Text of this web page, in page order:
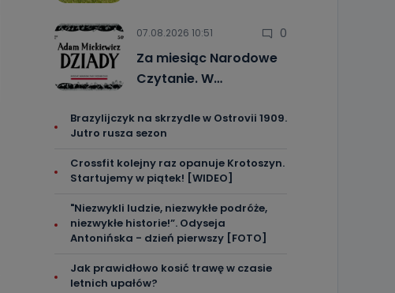
07.08.2026 10:51 0
Za miesiąc Narodowe
Czytanie. W…
Brazylijczyk na skrzydle w Ostrovii 1909.
Jutro rusza sezon
Crossfit kolejny raz opanuje Krotoszyn.
Startujemy w piątek! [WIDEO]
"Niezwykli ludzie, niezwykłe podróże,
niezwykłe historie!”. Odyseja
Antonińska - dzień pierwszy [FOTO]
Jak prawidłowo kosić trawę w czasie
letnich upałów?